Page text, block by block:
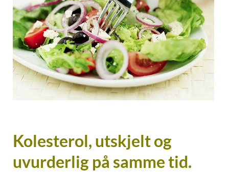
Kolesterol, utskjelt og
uvurderlig på samme tid.